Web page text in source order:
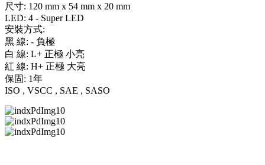
尺寸: 120 mm x 54 mm x 20 mm
LED: 4 - Super LED
安裝方式:
黑 線: - 負極
白 線: L+ 正極 小亮
紅 線: H+ 正極 大亮
保固: 1年
ISO , VSCC , SAE , SASO